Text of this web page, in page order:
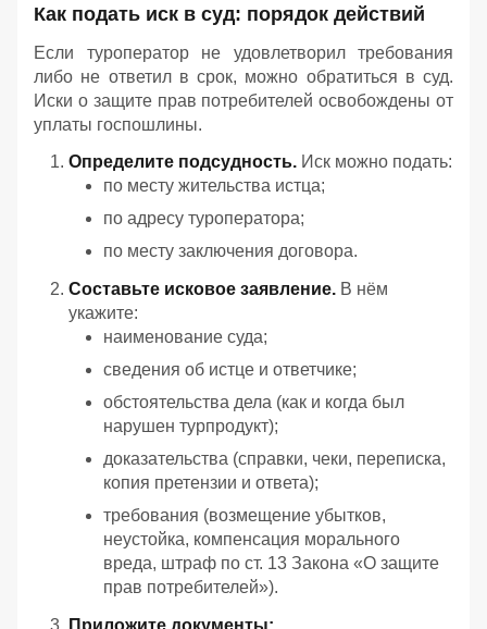
Как подать иск в суд: порядок действий
Если туроператор не удовлетворил требования
либо не ответил в срок, можно обратиться в суд.
Иски о защите прав потребителей освобождены от
уплаты госпошлины.
Определите подсудность. Иск можно подать:
по месту жительства истца;
по адресу туроператора;
по месту заключения договора.
Составьте исковое заявление. В нём
укажите:
наименование суда;
сведения об истце и ответчике;
обстоятельства дела (как и когда был
нарушен турпродукт);
доказательства (справки, чеки, переписка,
копия претензии и ответа);
требования (возмещение убытков,
неустойка, компенсация морального
вреда, штраф по ст. 13 Закона «О защите
прав потребителей»).
Приложите документы: